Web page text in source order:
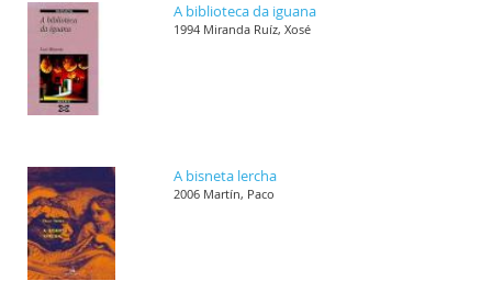
A biblioteca da iguana
1994 Miranda Ruíz, Xosé
A bisneta lercha
2006 Martín, Paco